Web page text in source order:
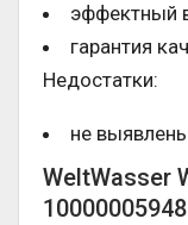
эффектный
гарантия
Недостатки:
не
WeltWasser
10000005948